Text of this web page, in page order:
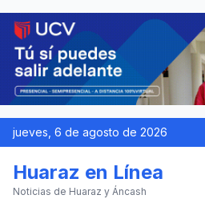
jueves, 6 de agosto de 2026
Huaraz en Línea
Noticias de Huaraz y Áncash